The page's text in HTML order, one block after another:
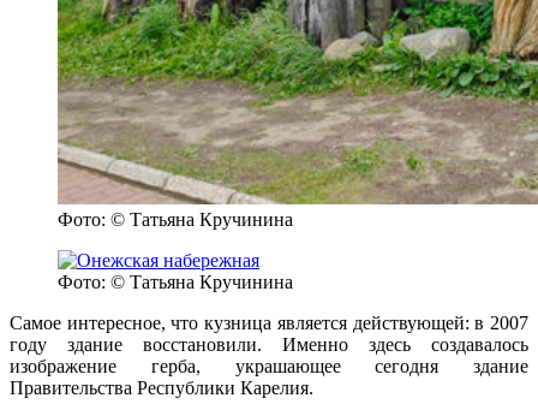
Фото: © Татьяна Кручинина
Фото: © Татьяна Кручинина
Самое интересное, что кузница является действующей: в 2007
году здание восстановили. Именно здесь создавалось
изображение герба, украшающее сегодня здание
Правительства Республики Карелия.